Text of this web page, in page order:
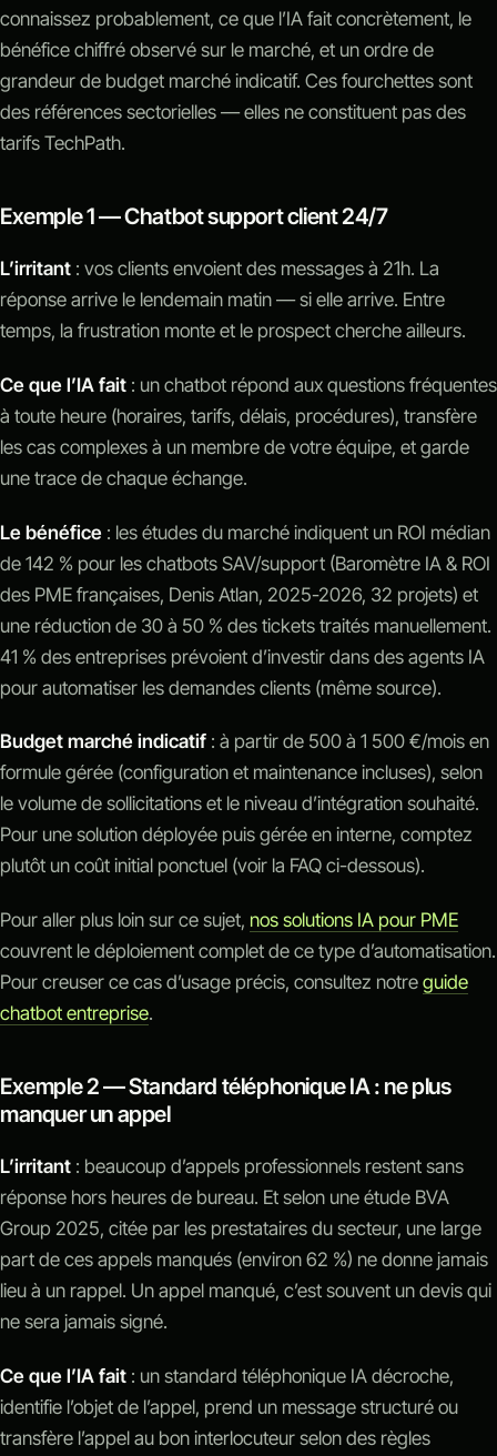
connaissez probablement, ce que l’IA fait concrètement, le
bénéfice chiffré observé sur le marché, et un ordre de
grandeur de budget marché indicatif. Ces fourchettes sont
des références sectorielles — elles ne constituent pas des
tarifs TechPath.
Exemple 1 — Chatbot support client 24/7
L’irritant : vos clients envoient des messages à 21h. La
réponse arrive le lendemain matin — si elle arrive. Entre
temps, la frustration monte et le prospect cherche ailleurs.
Ce que l’IA fait : un chatbot répond aux questions fréquentes
à toute heure (horaires, tarifs, délais, procédures), transfère
les cas complexes à un membre de votre équipe, et garde
une trace de chaque échange.
Le bénéfice : les études du marché indiquent un ROI médian
de 142 % pour les chatbots SAV/support (Baromètre IA & ROI
des PME françaises, Denis Atlan, 2025-2026, 32 projets) et
une réduction de 30 à 50 % des tickets traités manuellement.
41 % des entreprises prévoient d’investir dans des agents IA
pour automatiser les demandes clients (même source).
Budget marché indicatif : à partir de 500 à 1 500 €/mois en
formule gérée (configuration et maintenance incluses), selon
le volume de sollicitations et le niveau d’intégration souhaité.
Pour une solution déployée puis gérée en interne, comptez
plutôt un coût initial ponctuel (voir la FAQ ci-dessous).
Pour aller plus loin sur ce sujet, nos solutions IA pour PME
couvrent le déploiement complet de ce type d’automatisation.
Pour creuser ce cas d’usage précis, consultez notreguide
chatbot entreprise.
Exemple 2 — Standard téléphonique IA : ne plus
manquer un appel
L’irritant : beaucoup d’appels professionnels restent sans
réponse hors heures de bureau. Et selon une étude BVA
Group 2025, citée par les prestataires du secteur, une large
part de ces appels manqués (environ 62 %) ne donne jamais
lieu à un rappel. Un appel manqué, c’est souvent un devis qui
ne sera jamais signé.
Ce que l’IA fait : un standard téléphonique IA décroche,
identifie l’objet de l’appel, prend un message structuré ou
transfère l’appel au bon interlocuteur selon des règles